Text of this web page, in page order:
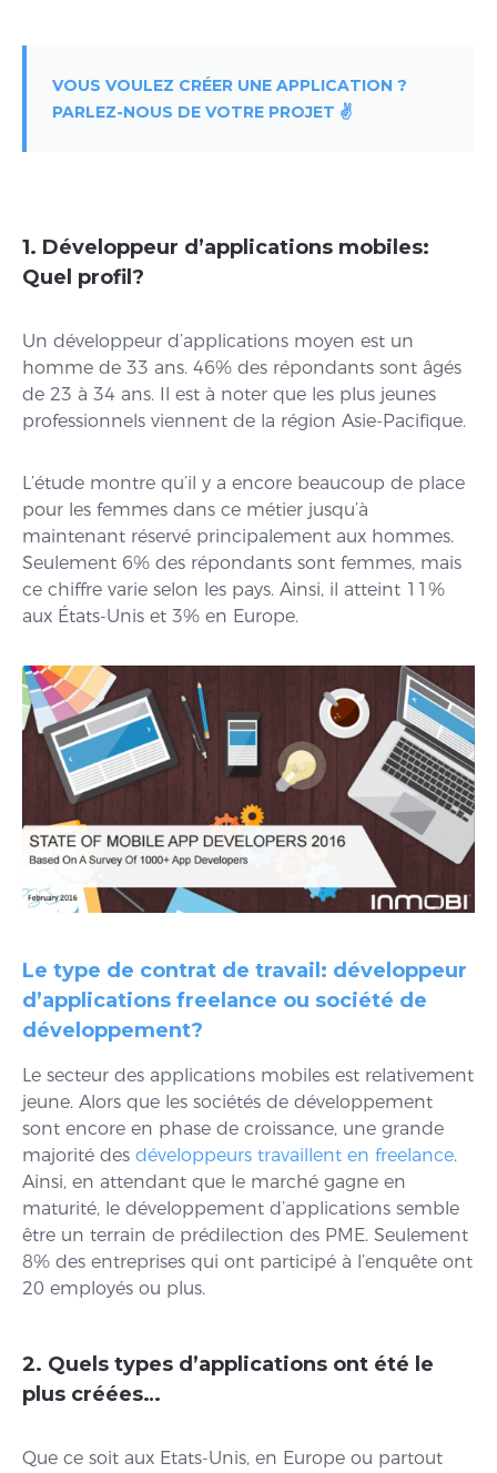
VOUS VOULEZ CRÉER UNE APPLICATION ?
PARLEZ-NOUS DE VOTRE PROJET ✌️
1. Développeur d’applications mobiles:
Quel profil?
Un développeur d’applications moyen est un
homme de 33 ans. 46% des répondants sont âgés
de 23 à 34 ans. Il est à noter que les plus jeunes
professionnels viennent de la région Asie-Pacifique.
L’étude montre qu’il y a encore beaucoup de place
pour les femmes dans ce métier jusqu’à
maintenant réservé principalement aux hommes.
Seulement 6% des répondants sont femmes, mais
ce chiffre varie selon les pays. Ainsi, il atteint 11%
aux États-Unis et 3% en Europe.
Le type de contrat de travail: développeur
d’applications freelance ou société de
développement?
Le secteur des applications mobiles est relativement
jeune. Alors que les sociétés de développement
sont encore en phase de croissance, une grande
majorité des développeurs travaillent en freelance.
Ainsi, en attendant que le marché gagne en
maturité, le développement d’applications semble
être un terrain de prédilection des PME. Seulement
8% des entreprises qui ont participé à l’enquête ont
20 employés ou plus.
2. Quels types d’applications ont été le
plus créées…
Que ce soit aux Etats-Unis, en Europe ou partout